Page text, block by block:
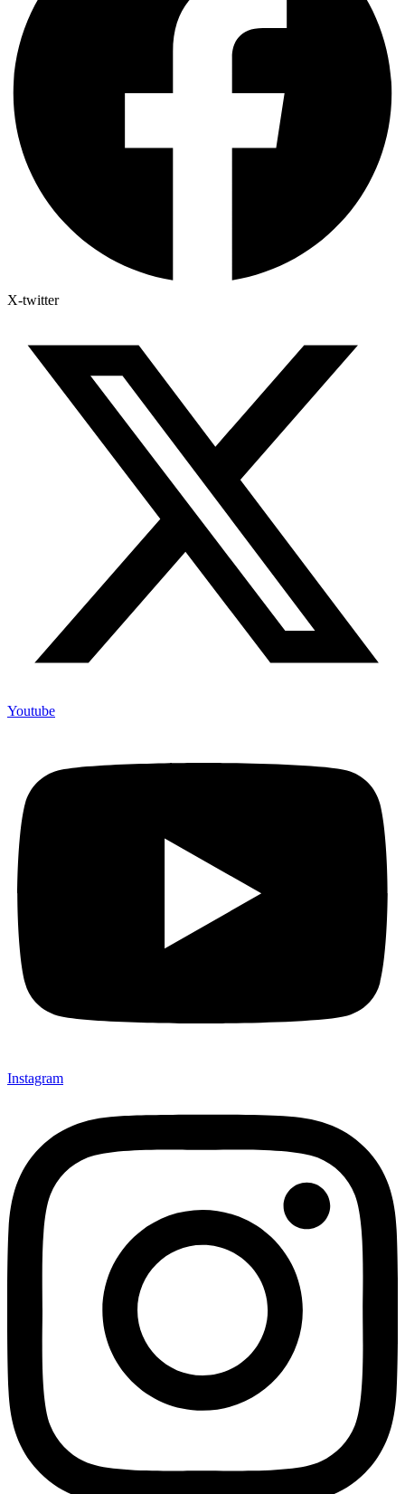
X-twitter
Youtube
Instagram